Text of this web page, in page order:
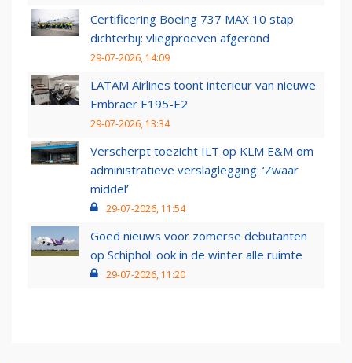
Certificering Boeing 737 MAX 10 stap
dichterbij: vliegproeven afgerond
29-07-2026, 14:09
LATAM Airlines toont interieur van nieuwe
Embraer E195-E2
29-07-2026, 13:34
Verscherpt toezicht ILT op KLM E&M om
administratieve verslaglegging: ‘Zwaar
middel’
29-07-2026, 11:54
Goed nieuws voor zomerse debutanten
op Schiphol: ook in de winter alle ruimte
29-07-2026, 11:20